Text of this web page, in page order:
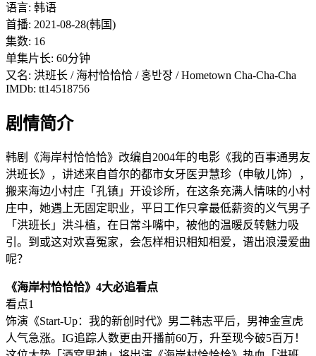
语言: 韩语
首播: 2021-08-28(韩国)
集数: 16
单集片长: 60分钟
又名: 洪班长 / 海村恰恰恰 / 홍반장 / Hometown Cha-Cha-Cha
IMDb: tt14518756
剧情简介
韩剧《海岸村恰恰恰》改编自2004年的电影《我的百事通男友
洪班长》，讲述来自首尔的都市女牙医尹慧珍（申敏儿饰），
搬来海边小村庄「孔镇」开设诊所，在这条充满人情味的小村
庄中，她遇上无固定职业，平日工作只拿最低薪资的义气男子
「洪班长」洪斗植，在日常斗嘴中，被他的温暖反转魅力吸
引。到或这对欢喜冤家，会怎样相识相知相爱，谱出浪漫爱曲
呢？
《海岸村恰恰恰》4大必追看点
看点1
饰演《Start-Up：我的新创时代》男二韩志平后，男神金宣虎
人气急涨。IG追踪人数更由开播前60万，升至现今破5百万！